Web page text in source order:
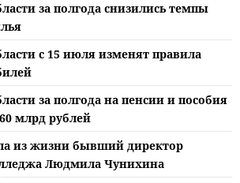
за полгода снизились темпы
с 15 июля изменят правила
за полгода на пенсии и пособия
млрд рублей
из жизни бывший директор
Людмила Чунихина